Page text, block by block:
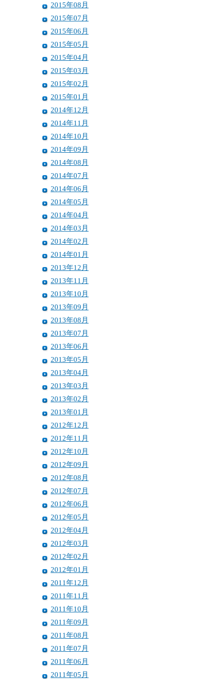
2015年08月
2015年07月
2015年06月
2015年05月
2015年04月
2015年03月
2015年02月
2015年01月
2014年12月
2014年11月
2014年10月
2014年09月
2014年08月
2014年07月
2014年06月
2014年05月
2014年04月
2014年03月
2014年02月
2014年01月
2013年12月
2013年11月
2013年10月
2013年09月
2013年08月
2013年07月
2013年06月
2013年05月
2013年04月
2013年03月
2013年02月
2013年01月
2012年12月
2012年11月
2012年10月
2012年09月
2012年08月
2012年07月
2012年06月
2012年05月
2012年04月
2012年03月
2012年02月
2012年01月
2011年12月
2011年11月
2011年10月
2011年09月
2011年08月
2011年07月
2011年06月
2011年05月